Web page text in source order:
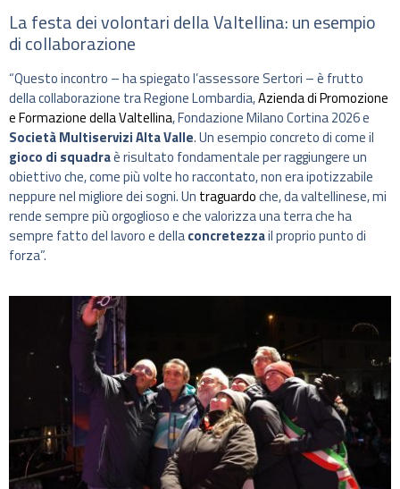
La festa dei volontari della Valtellina: un esempio
di collaborazione
“Questo incontro – ha spiegato l’assessore Sertori – è frutto
della collaborazione tra Regione Lombardia,Azienda di Promozione
e Formazione della Valtellina, Fondazione Milano Cortina 2026 e
Società Multiservizi Alta Valle. Un esempio concreto di come il
gioco di squadraè risultato fondamentale per raggiungere un
obiettivo che, come più volte ho raccontato, non era ipotizzabile
neppure nel migliore dei sogni. Un traguardoche, da valtellinese, mi
rende sempre più orgoglioso e che valorizza una terra che ha
sempre fatto del lavoro e dellaconcretezzail proprio punto di
forza”.